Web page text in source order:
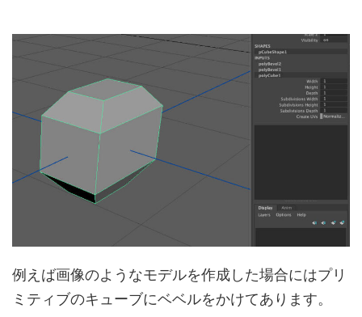
例えば画像のようなモデルを作成した場合にはプリ
ミティブのキューブにベベルをかけてあります。